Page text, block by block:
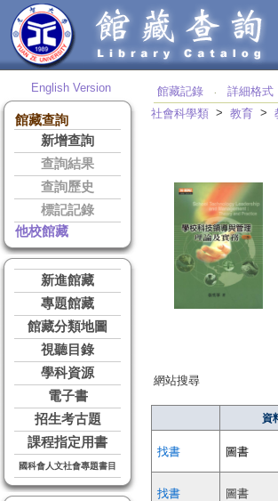
English Version
館藏查詢
新增查詢
查詢結果
查詢歷史
標記記錄
他校館藏
新進館藏
專題館藏
館藏分類地圖
視聽目錄
學科資源
電子書
招生考古題
課程指定用書
國科會人文社會專題書目
館藏記錄 ‧ 詳細格式
社會科學類 > 教育 >
網站搜尋
資
找書 圖書
找書 圖書